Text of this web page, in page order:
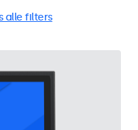
alle filters